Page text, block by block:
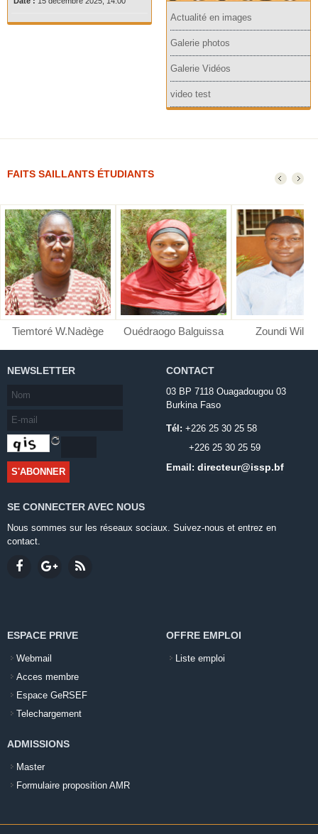
Actualité en images
Galerie photos
Galerie Vidéos
video test
FAITS SAILLANTS ÉTUDIANTS
Tiemtoré W.Nadège Ouédraogo Balguissa Zoundi
NEWSLETTER CONTACT
03 BP 7118 Ouagadougou 03
Burkina Faso
Tél: +226 25 30 25 58
+226 25 30 25 59
Email: directeur@issp.bf
SE CONNECTER AVEC NOUS
Nous sommes sur les réseaux sociaux. Suivez-nous et entrez en
contact.
ESPACE PRIVE
Webmail
Acces membre
Espace GeRSEF
Telechargement
OFFRE EMPLOI
Liste emploi
ADMISSIONS
Master
Formulaire proposition AMR